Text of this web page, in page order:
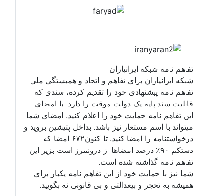
تفاهم نامه شبکه ایرانیاران
شبکه ایرانیاران برای تفاهم و اتحاد و همبستگی ملی
تفاهم نامه پیشنهادی خود را تقدیم کرده، سندی که
قابلیت سند پایه یک دولت موقت را دارد. با امضای
این تفاهم نامه حمایت خود را اعلام کنید. امضای شما
میتواند با اسم مستعار نیز باشد. بداخل پتیشین بروید و
درخواستنامه را امضا کنید. تا کنون۶۷۲ امضا که
دستکم ۹۰٪ درصد امضاها از درونمرز است بزیر این
تفاهم نامه گذاشته شده است.
شما نیز با حمایت خود از این تفاهم نامه یکبار برای
همیشه به تحجر و بیعدالتی و بی قانونی نه بگویید.